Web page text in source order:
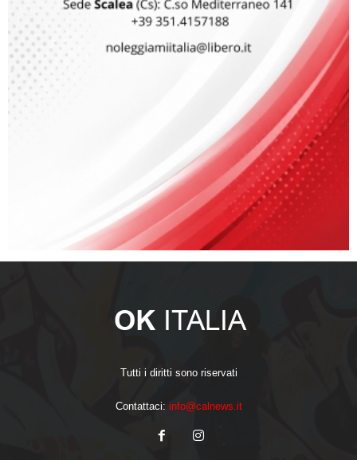
Tutti i diritti sono riservati
Contattaci: info@calnews.it